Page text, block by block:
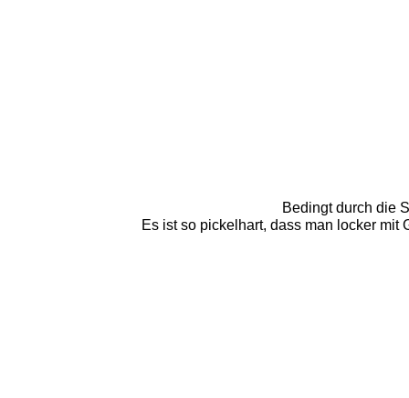
Bedingt durch die
Es ist so pickelhart, dass man locker